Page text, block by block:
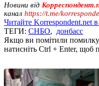
Новини від
канал https://t.me/
Читайте Korrespondent.net
ТЕГИ: СНБО, донбасс
Якщо ви помітили помилку,
натисніть Ctrl + Enter, щоб